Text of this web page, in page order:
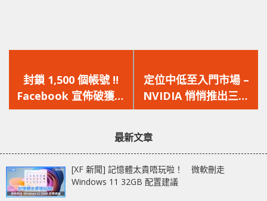
一
篇
文
封鎖 1,500 個帳號 !!
Facebook 宣佈破獲七
個「網軍」集團，監控
一
篇
文
定位中低至入門市場 –
NVIDIA 悄悄推出三款
新顯示卡型號 RTX
最新文章
[XF 新聞] 記憶體太貴唔玩啦！ 微軟刪走
Windows 11 32GB 配置建議